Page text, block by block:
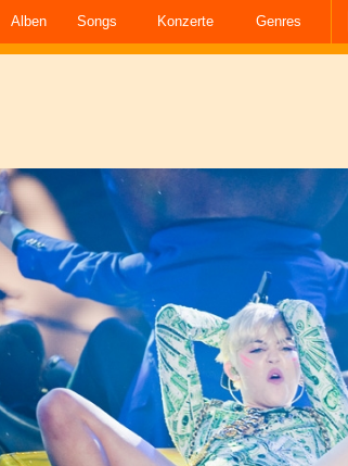
Alben Songs Konzerte Genres